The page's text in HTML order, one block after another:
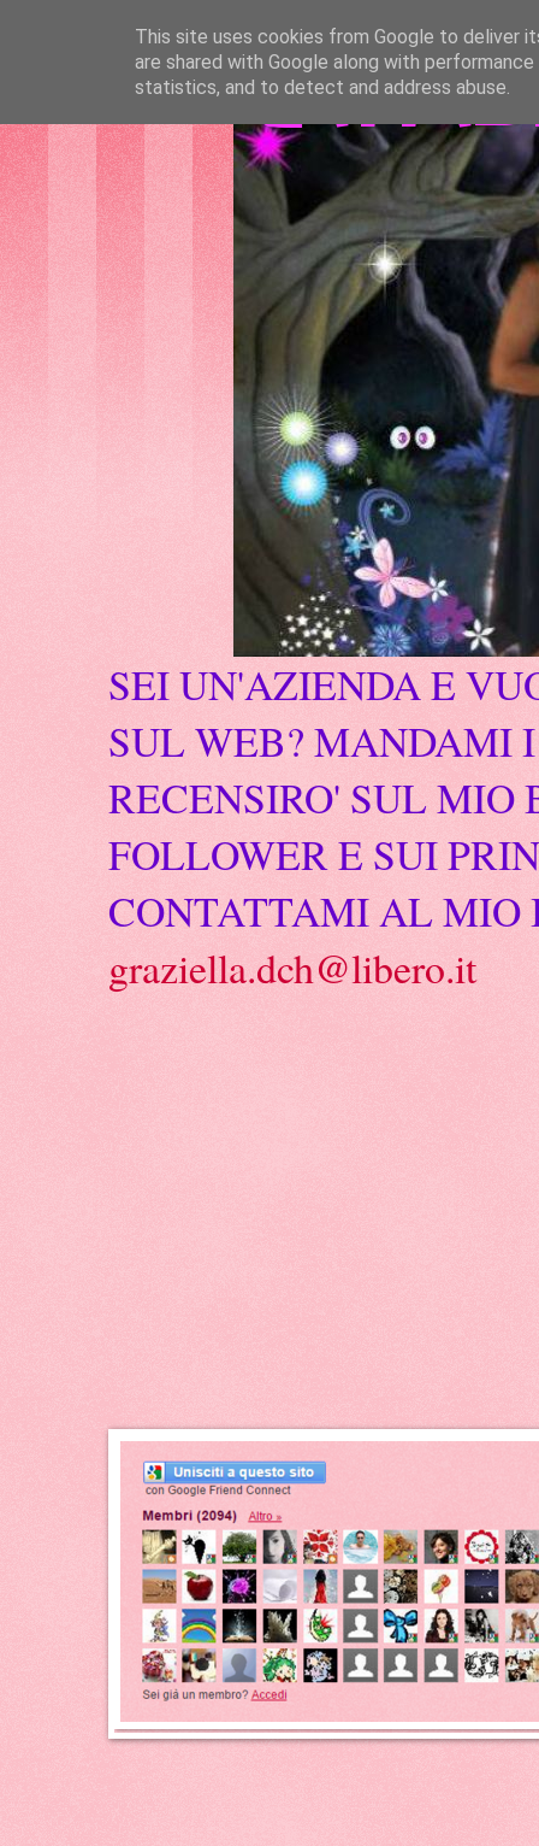
SEI UN'AZIENDA E
SUL WEB? MANDAMI
RECENSIRO' SUL
FOLLOWER E SUI
CONTATTAMI AL
graziella.dch@libero.it
This site uses cookies from Google to deliver
are shared with Google along with
statistics, and to detect and address abuse.